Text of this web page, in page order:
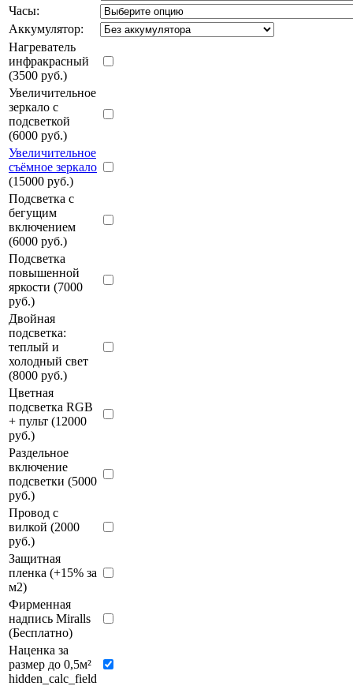
Часы:
Аккумулятор:
Нагреватель
инфракрасный
(3500 руб.)
Увеличительное
зеркало с
подсветкой
(6000 руб.)
Увеличительное
съёмное зеркало
(15000 руб.)
Подсветка с
бегущим
включением
(6000 руб.)
Подсветка
повышенной
яркости (7000
руб.)
Двойная
подсветка:
теплый и
холодный свет
(8000 руб.)
Цветная
подсветка RGB
+ пульт (12000
руб.)
Раздельное
включение
подсветки (5000
руб.)
Провод с
вилкой (2000
руб.)
Защитная
пленка (+15% за
м2)
Фирменная
надпись Miralls
(Бесплатно)
Наценка за
размер до 0,5м²
hidden_calc_field